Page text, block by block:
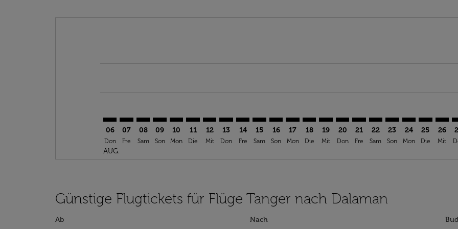
06
Don
AUG.
07
Fre
08
Sam
09
Son
10
Mon
11
Die
12
Mit
13
Don
14
Fre
15
Sam
16
Son
17
Mon
18
Die
TNG–DLM: cmp-view-offers-
19
Mit
TNG–DLM: cmp-view-offers-
20
Don
TNG–DLM: cmp-view-
21
Fre
TNG–DLM: cmp-
22
Sam
TNG–DLM: cmp-
23
Son
TNG–DLM:
24
Mon
25
Die
26
Mit
Günstige Flugtickets für Flüge Tanger nach Dalaman
Ab Nach